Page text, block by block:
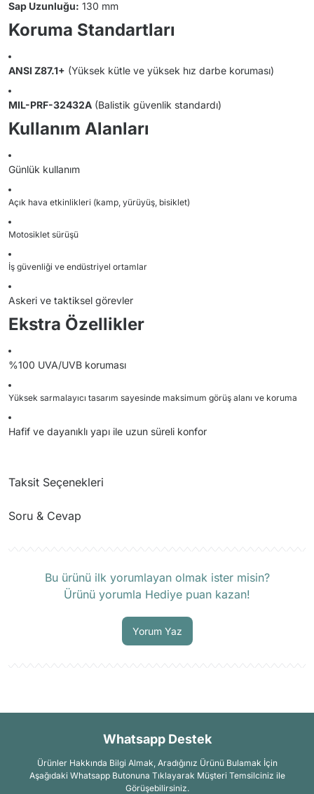
Sap Uzunluğu: 130 mm
Koruma Standartları
ANSI Z87.1+ (Yüksek kütle ve yüksek hız darbe koruması)
MIL-PRF-32432A (Balistik güvenlik standardı)
Kullanım Alanları
Günlük kullanım
Açık hava etkinlikleri (kamp, yürüyüş, bisiklet)
Motosiklet sürüşü
İş güvenliği ve endüstriyel ortamlar
Askeri ve taktiksel görevler
Ekstra Özellikler
%100 UVA/UVB koruması
Yüksek sarmalayıcı tasarım sayesinde maksimum görüş alanı ve koruma
Hafif ve dayanıklı yapı ile uzun süreli konfor
Taksit Seçenekleri
Soru & Cevap
Bu ürünü ilk yorumlayan olmak ister misin?
Ürünü yorumla Hediye puan kazan!
Yorum Yaz
Whatsapp Destek
Ürünler Hakkında Bilgi Almak, Aradığınız Ürünü Bulamak İçin
Aşağıdaki Whatsapp Butonuna Tıklayarak Müşteri Temsilciniz ile
Görüşebilirsiniz.